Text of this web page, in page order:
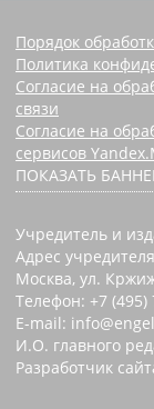
Порядок
Политика
Согласие на
связи
Согласие на
сервисов
ПОКАЗАТЬ
Учредитель и
Адрес
Москва, ул.
Телефон: +7 (495)
E-mail:
И.О. главного
Разработчик